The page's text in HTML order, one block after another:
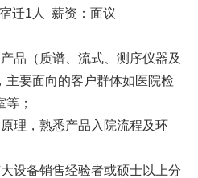
迁1人 薪资：面议
品（质谱、流式、测序仪器及
主要面向的客户群体如医院检
；
理，熟悉产品入院流程及环
设备销售经验者或硕士以上分